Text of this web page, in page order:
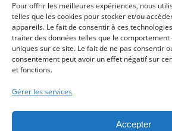
Pour offrir les meilleures expériences, nous
telles que les cookies pour stocker et/ou
appareils. Le fait de consentir à ces
traiter des données telles que le comportement
uniques sur ce site. Le fait de ne pas consentir
consentement peut avoir un effet négatif sur
et fonctions.
Gérer les services
Accepter
production audiovisuelleetla
site internet
N’hésitez pas à nous
contact@coqnoir.fr
NIMES